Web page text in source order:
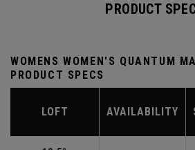
PRODUCT
WOMENS WOMEN'S QUANTUM
PRODUCT SPECS
LOFT AVAILABILITY